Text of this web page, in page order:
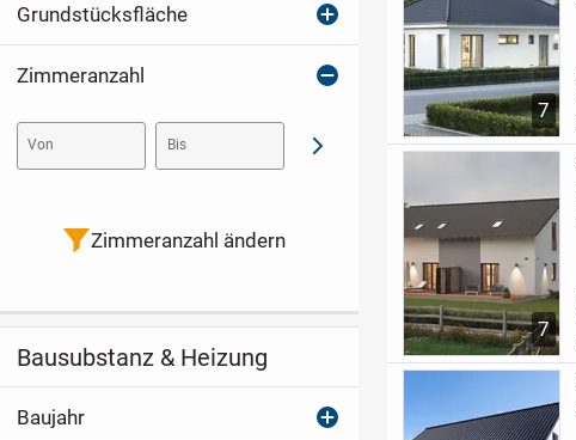
7
7
Grundstücksfläche
Zimmeranzahl
Von Bis Abschicken
Zimmeranzahl ändern
Bausubstanz & Heizung
Baujahr